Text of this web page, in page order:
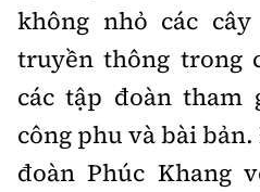
không nhỏ các
truyền thông trong
các tập đoàn
công phu và bài
đoàn Phúc Khang